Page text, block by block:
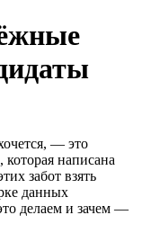
— это
написана
забот взять
данных
делаем и зачем —